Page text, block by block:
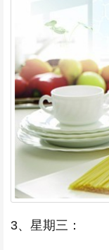
3、星期三：